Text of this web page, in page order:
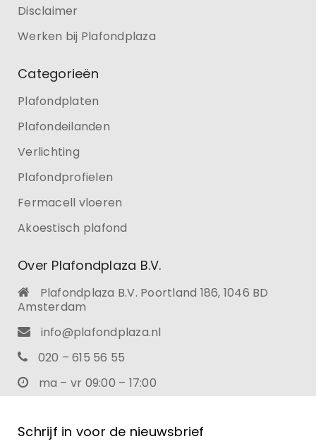
Disclaimer
Werken bij Plafondplaza
Categorieën
Plafondplaten
Plafondeilanden
Verlichting
Plafondprofielen
Fermacell vloeren
Akoestisch plafond
Over Plafondplaza B.V.
Plafondplaza B.V. Poortland 186, 1046 BD
Amsterdam
info@plafondplaza.nl
020 – 615 56 55
ma – vr 09:00 – 17:00
Schrijf in voor de nieuwsbrief